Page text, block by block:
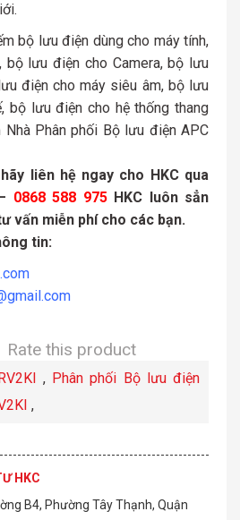
bộ lưu điện dùng cho máy tính,
bộ lưu điện cho Camera, bộ lưu
điện cho máy siêu âm, bộ lưu
bộ lưu điện cho hệ thống thang
Phân phối Bộ lưu điện APC
liên hệ ngay cho HKC qua
0868 588 975HKC luôn sẳn
vấn miễn phí cho các bạn.
tin:
Rate this product
, Phân phối Bộ lưu điện
,
HKC
B4, Phường Tây Thạnh, Quận